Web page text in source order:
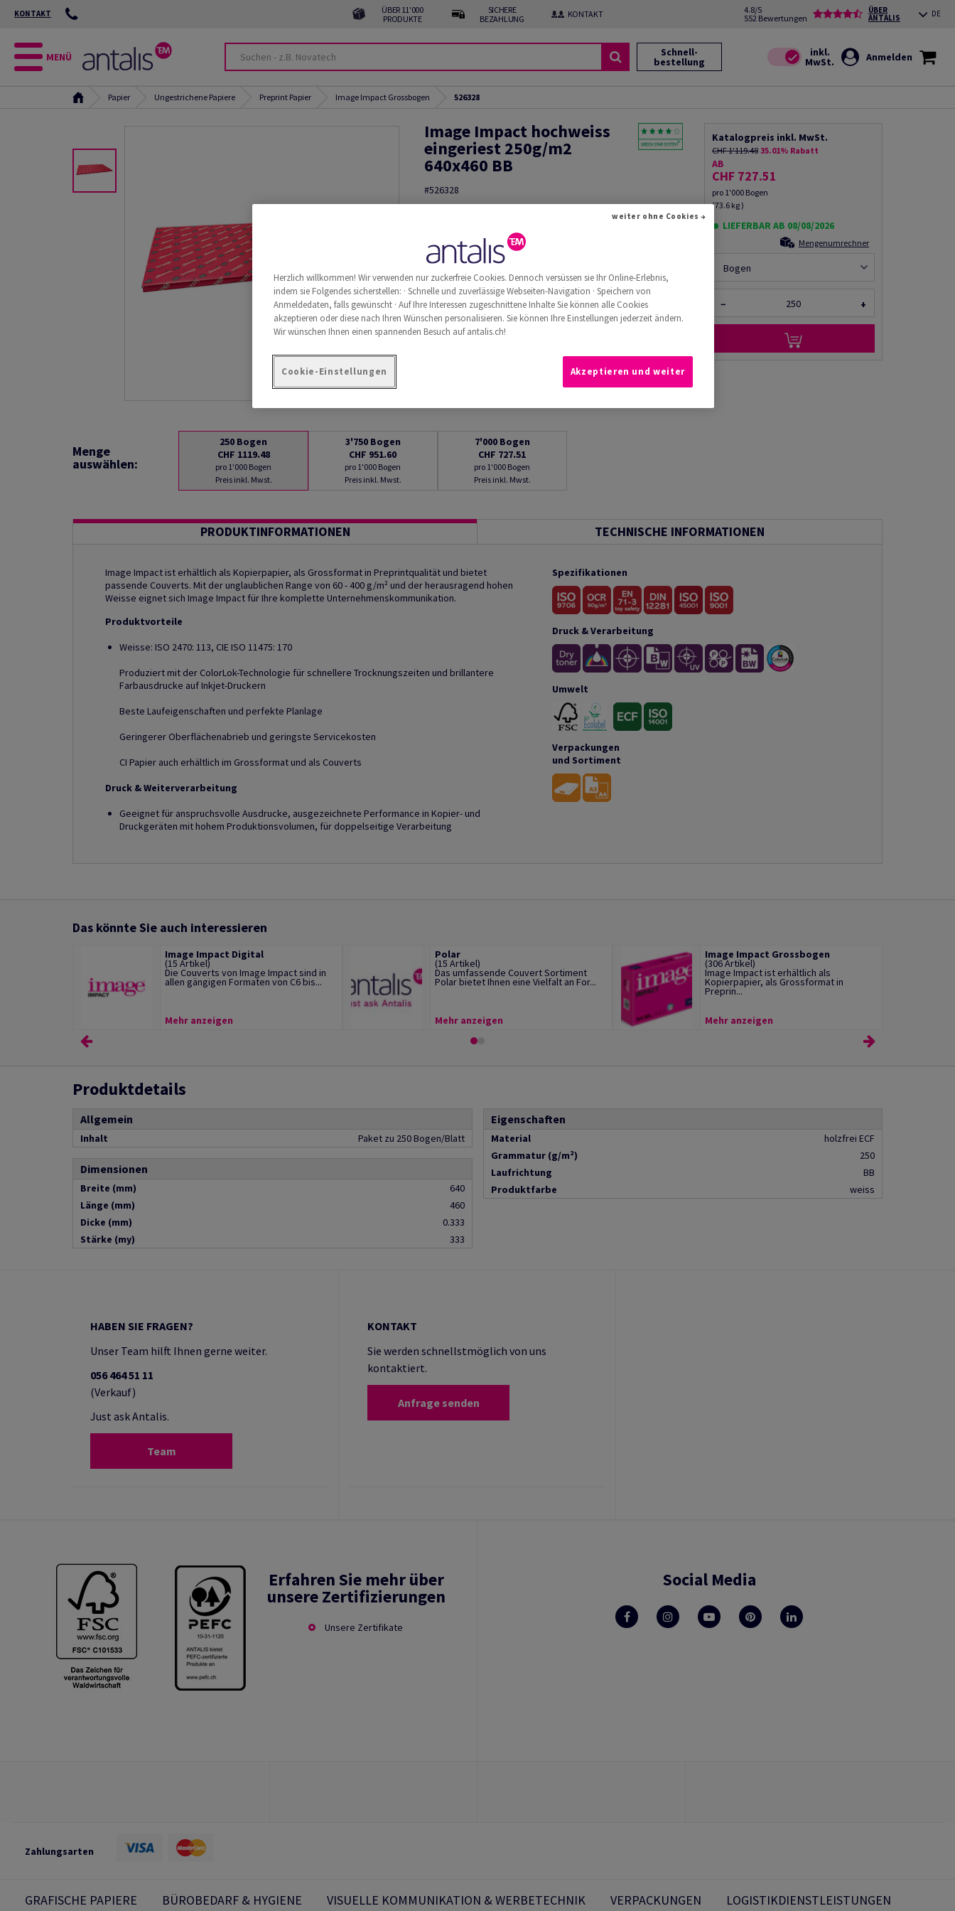
KONTAKT
ÜBER 11'000
PRODUKTE
SICHERE
BEZAHLUNG
KONTAKT
4.8/5
552 Bewertungen
ÜBER
ANTALIS DE
MENÜ Schnell-
bestellung Anmelden
Papier Ungestrichene Papiere Preprint Papier Image Impact Grossbogen 526328
Image Impact hochweiss
eingeriest 250g/m2
640x460 BB
#526328
Image, Impact, hochweiss, holzfrei ECF, 250g/m2, 640mm x
Muster bestellen
Weitere
Produktinformationen
Produkt
weiterempfehlen
Katalogpreis inkl. MwSt.
CHF 1'119.48 35.01% Rabatt
AB
CHF 727.51
pro 1'000 Bogen
(73.6 kg )
LIEFERBAR AB 08/08/2026
Mengenumrechner
Bogen
− +
Menge
auswählen:
250 Bogen
CHF 1119.48
pro 1'000 Bogen
Preis inkl. Mwst.
3'750 Bogen
CHF 951.60
pro 1'000 Bogen
Preis inkl. Mwst.
7'000 Bogen
CHF 727.51
pro 1'000 Bogen
Preis inkl. Mwst.
PRODUKTINFORMATIONEN TECHNISCHE INFORMATIONEN
Image Impact ist erhältlich als Kopierpapier, als Grossformat in Preprintqualität und bietet
passende Couverts. Mit der unglaublichen Range von 60 - 400 g/m² und der herausragend hohen
Weisse eignet sich Image Impact für Ihre komplette Unternehmenskommunikation.
Produktvorteile
Weisse: ISO 2470: 113, CIE ISO 11475: 170
Produziert mit der ColorLok-Technologie für schnellere Trocknungszeiten und brillantere
Farbausdrucke auf Inkjet-Druckern
Beste Laufeigenschaften und perfekte Planlage
Geringerer Oberflächenabrieb und geringste Servicekosten
CI Papier auch erhältlich im Grossformat und als Couverts
Druck & Weiterverarbeitung
Geeignet für anspruchsvolle Ausdrucke, ausgezeichnete Performance in Kopier- und
Druckgeräten mit hohem Produktionsvolumen, für doppelseitige Verarbeitung
Spezifikationen
Druck & Verarbeitung
Umwelt
Verpackungen
und Sortiment
Das könnte Sie auch interessieren
Image Impact Digital
(15 Artikel)
Die Couverts von Image Impact sind in
allen gängigen Formaten von C6 bis...
Mehr anzeigen
Polar
(15 Artikel)
Das umfassende Couvert Sortiment
Polar bietet Ihnen eine Vielfalt an For...
Mehr anzeigen
Image Impact Grossbogen
(306 Artikel)
Image Impact ist erhältlich als
Kopierpapier, als Grossformat in
Preprin...
Mehr anzeigen
Produktdetails
Allgemein
Inhalt Paket zu 250 Bogen/Blatt
Dimensionen
Breite (mm)
640
Länge (mm)
460
Dicke (mm)
0.333
Stärke (my)
333
Eigenschaften
Material
holzfrei ECF
Grammatur (g/m²)
250
Laufrichtung
BB
Produktfarbe
weiss
HABEN SIE FRAGEN?
Unser Team hilft Ihnen gerne weiter.
056 464 51 11
(Verkauf)
Just ask Antalis.
Team
KONTAKT
Sie werden schnellstmöglich von uns
kontaktiert.
Anfrage senden
Erfahren Sie mehr über
unsere Zertifizierungen
Unsere Zertifikate
Social Media
Zahlungsarten
GRAFISCHE PAPIERE BÜROBEDARF & HYGIENE VISUELLE KOMMUNIKATION & WERBETECHNIK VERPACKUNGEN LOGISTIKDIENSTLEISTUNGEN
Herzlich willkommen! Wir verwenden nur zuckerfreie Cookies. Dennoch versüssen sie Ihr Online-Erlebnis,
indem sie Folgendes sicherstellen: · Schnelle und zuverlässige Webseiten-Navigation · Speichern von
Anmeldedaten, falls gewünscht · Auf Ihre Interessen zugeschnittene Inhalte Sie können alle Cookies
akzeptieren oder diese nach Ihren Wünschen personalisieren. Sie können Ihre Einstellungen jederzeit ändern.
Wir wünschen Ihnen einen spannenden Besuch auf antalis.ch!
Cookie-Einstellungen
weiter ohne Cookies →
Akzeptieren und weiter